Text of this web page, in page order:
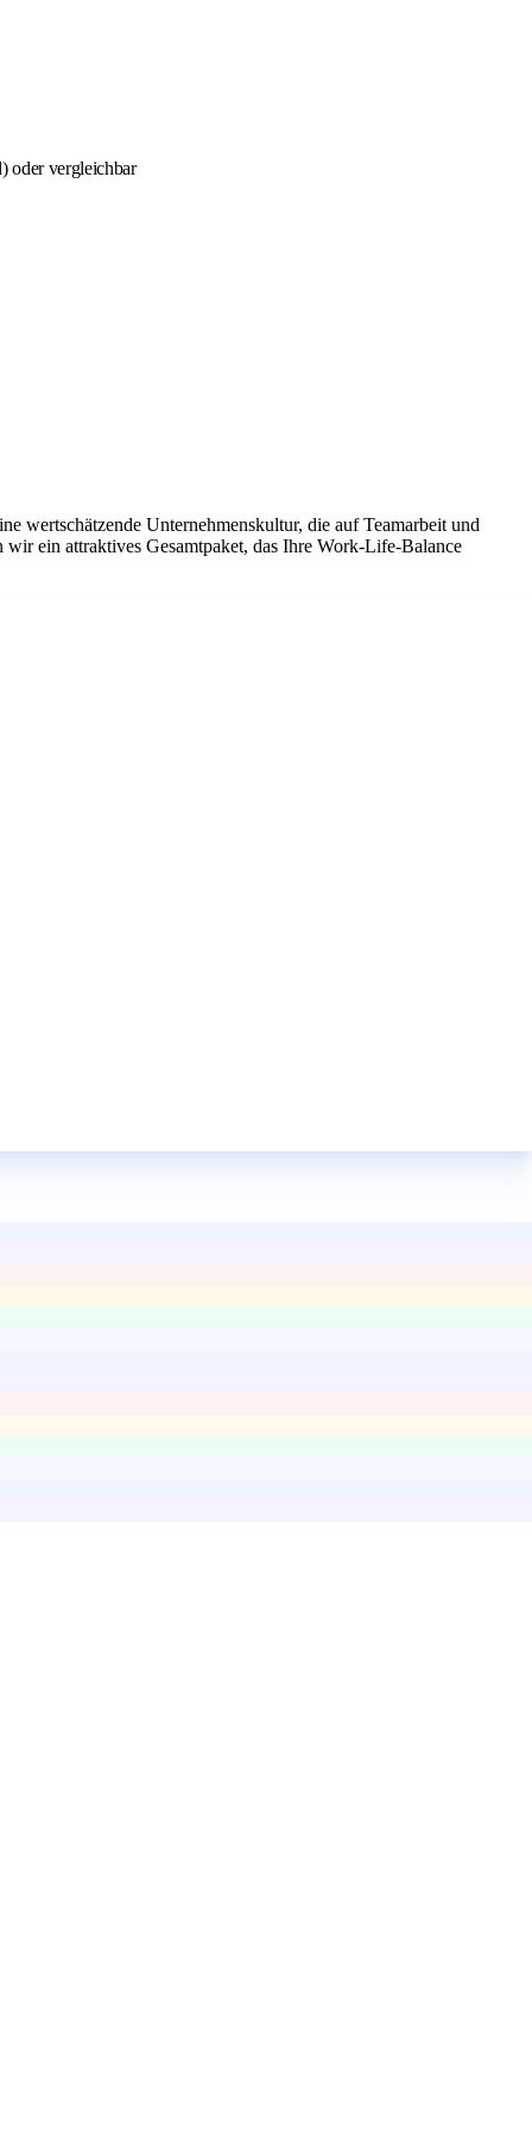
oder vergleichbar
wertschätzende Unternehmenskultur, die auf Teamarbeit und
ein attraktives Gesamtpaket, das Ihre Work-Life-Balance